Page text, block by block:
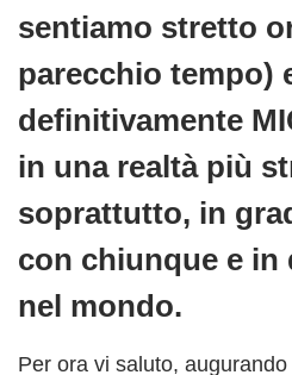
sentiamo stretto
parecchio tempo)
definitivamente
in una realtà più
soprattutto, in
con chiunque e in
nel mondo.
Per ora vi saluto,